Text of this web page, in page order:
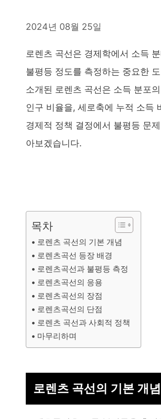
2024년 08월 25일
로렌츠 곡선은 경제학에서 소득
불평등 정도를 측정하는 중요한
소개된 로렌츠 곡선은 소득 분포
인구 비율을, 세로축에 누적 소득
경제적 정책 결정에서 불평등 문
아보겠습니다.
목차
로렌츠 곡선의 기본 개념
로렌츠곡선 등장 배경
로렌츠곡선과 불평등 측정
로렌츠곡선의 응용
로렌츠곡선의 장점
로렌츠곡선의 단점
로렌츠 곡선과 사회적 정책
마무리하며
로렌츠 곡선의 기본 개념